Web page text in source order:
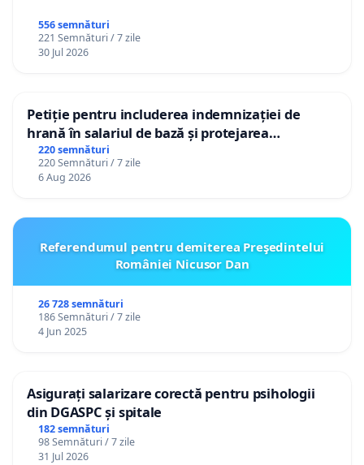
556 semnături
221 Semnături / 7 zile
30 Jul 2026
Petiție pentru includerea indemnizației de
hrană în salariul de bază și protejarea
gradațiilor de vechime pentru asistenții
personali
220 semnături
220 Semnături / 7 zile
6 Aug 2026
Referendumul pentru demiterea Preşedintelui
României Nicusor Dan
26 728 semnături
186 Semnături / 7 zile
4 Jun 2025
Asigurați salarizare corectă pentru psihologii
din DGASPC și spitale
182 semnături
98 Semnături / 7 zile
31 Jul 2026